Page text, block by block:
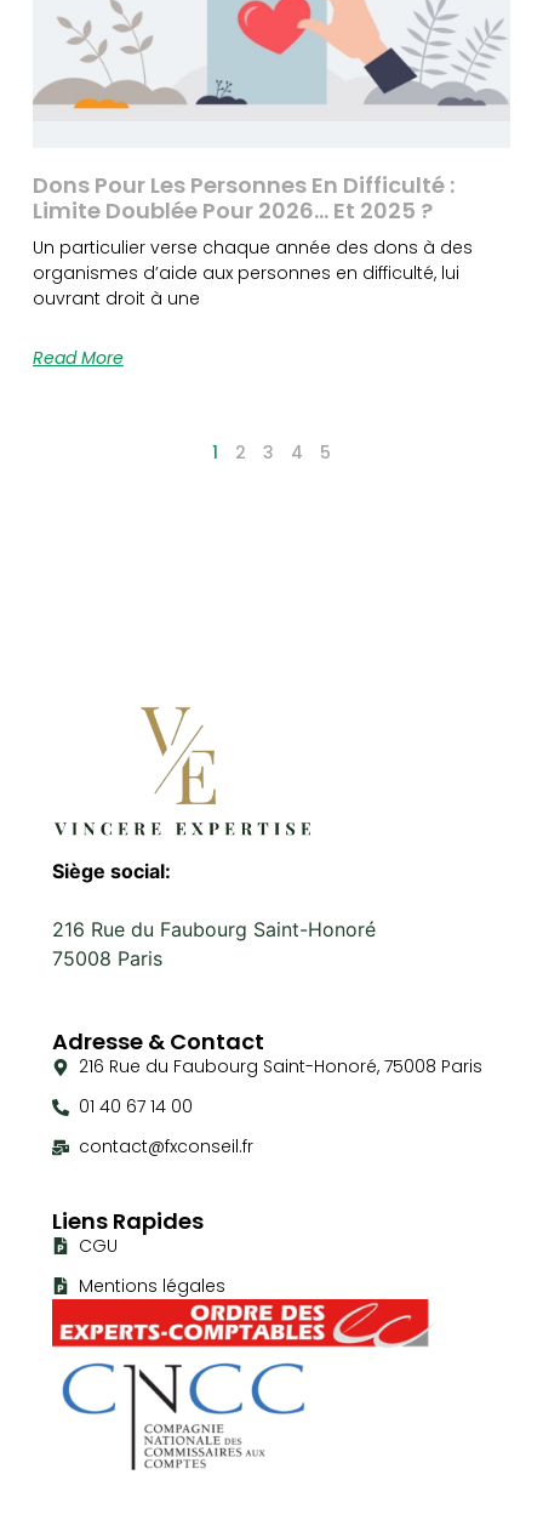
Dons Pour Les Personnes En Difficulté :
Limite Doublée Pour 2026… Et 2025 ?
Un particulier verse chaque année des dons à des
organismes d’aide aux personnes en difficulté, lui
ouvrant droit à une
Read More
1 2 3 4 5
Siège social:
216 Rue du Faubourg Saint-Honoré
75008 Paris
Adresse & Contact
216 Rue du Faubourg Saint-Honoré, 75008 Paris
01 40 67 14 00
contact@fxconseil.fr
Liens Rapides
CGU
Mentions légales